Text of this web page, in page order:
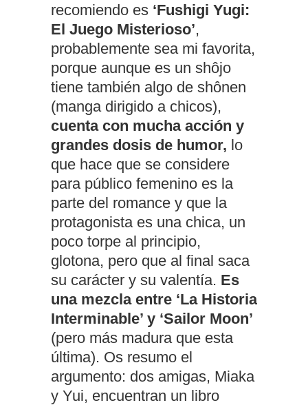
recomiendo es ‘Fushigi Yugi:
El Juego Misterioso’,
probablemente sea mi favorita,
porque aunque es un shôjo
tiene también algo de shônen
(manga dirigido a chicos),
cuenta con mucha acción y
grandes dosis de humor, lo
que hace que se considere
para público femenino es la
parte del romance y que la
protagonista es una chica, un
poco torpe al principio,
glotona, pero que al final saca
su carácter y su valentía. Es
una mezcla entre ‘La Historia
Interminable’ y ‘Sailor Moon’
(pero más madura que esta
última). Os resumo el
argumento: dos amigas, Miaka
y Yui, encuentran un libro